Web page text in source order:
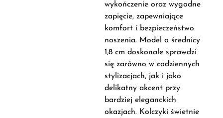
wykończenie oraz wygodne
zapięcie, zapewniające
komfort i bezpieczeństwo
noszenia. Model o średnicy
1,8 cm doskonale sprawdzi
się zarówno w codziennych
stylizacjach, jak i jako
delikatny akcent przy
bardziej eleganckich
okazjach. Kolczyki świetnie